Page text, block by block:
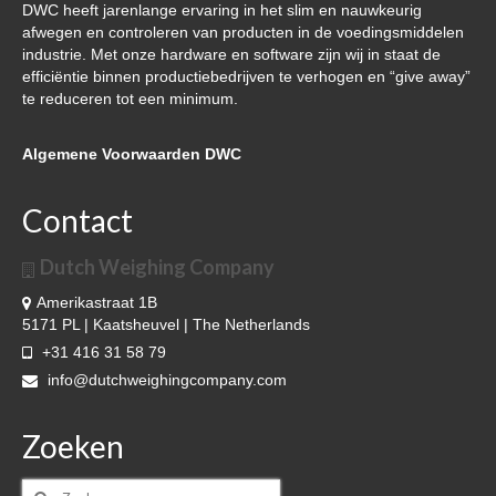
DWC heeft jarenlange ervaring in het slim en nauwkeurig
afwegen en controleren van producten in de voedingsmiddelen
industrie. Met onze hardware en software zijn wij in staat de
efficiëntie binnen productiebedrijven te verhogen en “give away”
te reduceren tot een minimum.
Algemene Voorwaarden DWC
Contact
Dutch Weighing Company
Amerikastraat 1B
5171 PL | Kaatsheuvel | The Netherlands
+31 416 31 58 79
info@dutchweighingcompany.com
Zoeken